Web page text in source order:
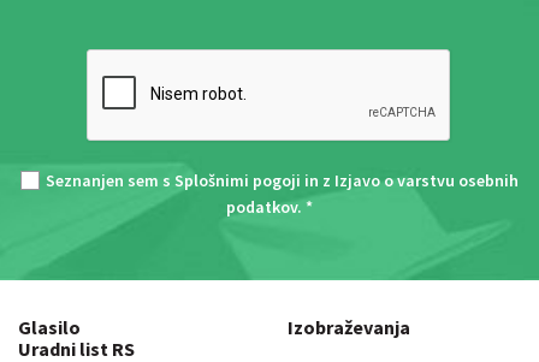
Seznanjen sem s Splošnimi pogoji in z Izjavo o varstvu osebnih
podatkov. *
Glasilo
Uradni list RS
Izobraževanja